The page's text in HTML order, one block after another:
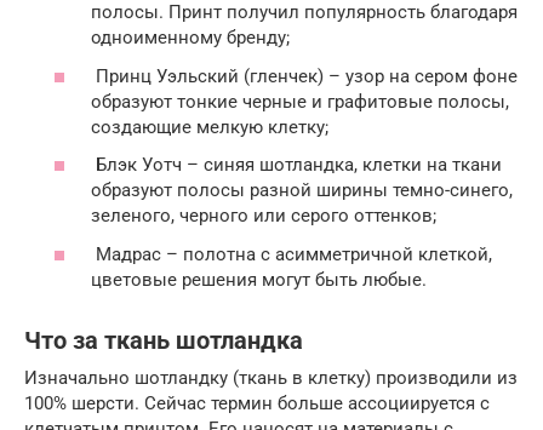
полосы. Принт получил популярность благодаря
одноименному бренду;
Принц Уэльский (гленчек) – узор на сером фоне
образуют тонкие черные и графитовые полосы,
создающие мелкую клетку;
Блэк Уотч – синяя шотландка, клетки на ткани
образуют полосы разной ширины темно-синего,
зеленого, черного или серого оттенков;
Мадрас – полотна с асимметричной клеткой,
цветовые решения могут быть любые.
Что за ткань шотландка
Изначально шотландку (ткань в клетку) производили из
100% шерсти. Сейчас термин больше ассоциируется с